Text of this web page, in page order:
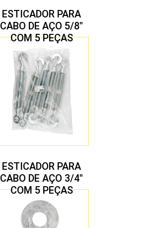
ESTICADOR PARA
CABO DE AÇO 5/8″
COM 5 PEÇAS
ESTICADOR PARA
CABO DE AÇO 3/4″
COM 5 PEÇAS